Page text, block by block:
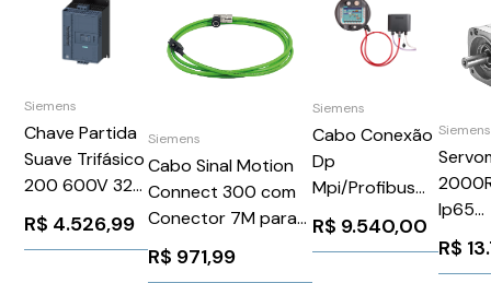
Siemens
Chave Partida
Suave Trifásico
200 600V 32A
24V
3RW52161AC05
R$ 4.526,99
Siemens
Cabo Sinal Motion
Connect 300 com
Conector 7M para
V70/1Fl6 Siemens
6FX30022DB101AH0
R$ 971,99
Siemens
Cabo Conexão
Dp
Mpi/Profibus
15M para Painel
Siemens
R$ 9.540,00
Siemens
Ip65
R$